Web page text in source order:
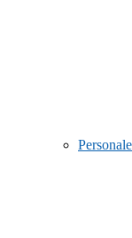
Personale